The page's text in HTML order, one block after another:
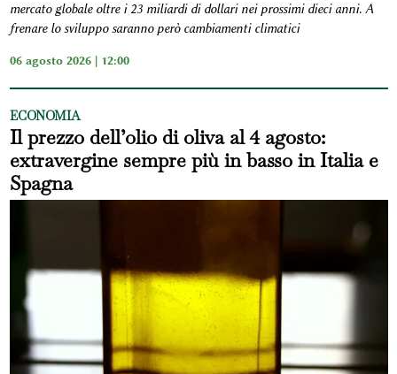
mercato globale oltre i 23 miliardi di dollari nei prossimi dieci anni. A
frenare lo sviluppo saranno però cambiamenti climatici
06 agosto 2026 | 12:00
ECONOMIA
Il prezzo dell’olio di oliva al 4 agosto:
extravergine sempre più in basso in Italia e
Spagna